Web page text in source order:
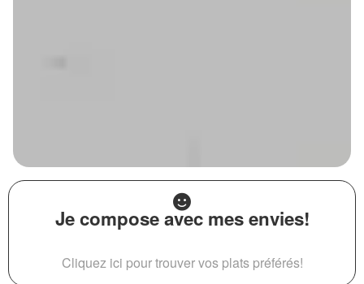
Je compose avec mes envies!
Cliquez ici pour trouver vos plats préférés!